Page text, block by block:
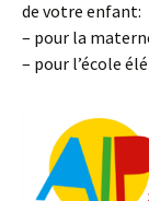
de votre enfant:
– pour la
– pour l’école